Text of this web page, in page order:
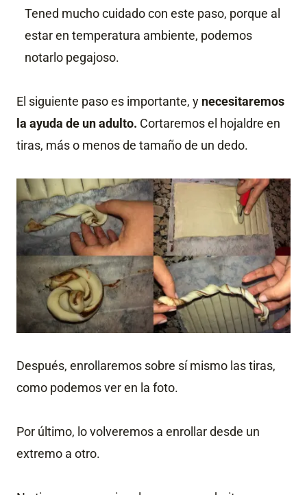
Tened mucho cuidado con este paso, porque al
estar en temperatura ambiente, podemos
notarlo pegajoso.
El siguiente paso es importante, y necesitaremos
la ayuda de un adulto. Cortaremos el hojaldre en
tiras, más o menos de tamaño de un dedo.
Después, enrollaremos sobre sí mismo las tiras,
como podemos ver en la foto.
Por último, lo volveremos a enrollar desde un
extremo a otro.